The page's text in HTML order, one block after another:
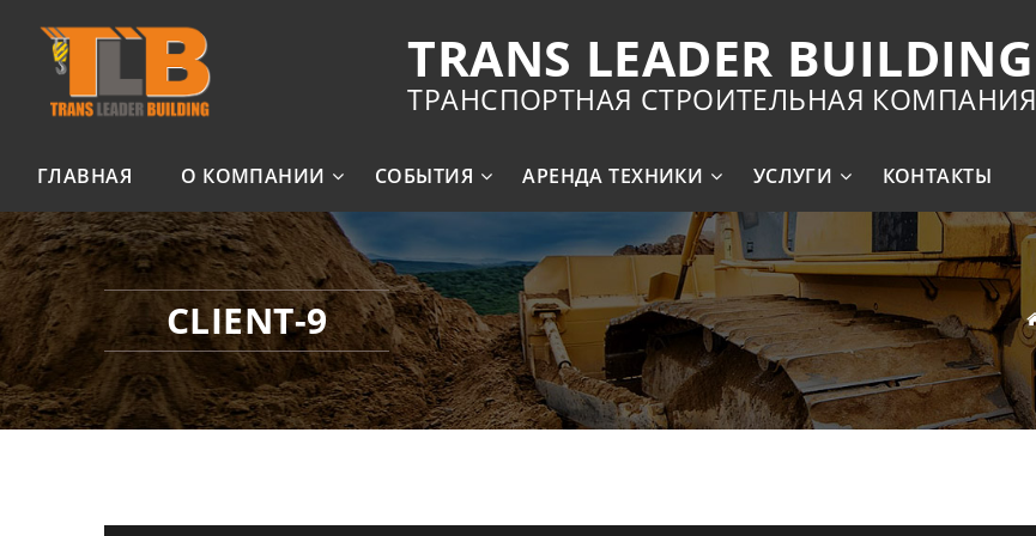
TRANS LEADER BUILDING
ТРАНСПОРТНАЯ СТРОИТЕЛЬНАЯ КОМПАНИЯ
ГЛАВНАЯ О КОМПАНИИ СОБЫТИЯ АРЕНДА ТЕХНИКИ УСЛУГИ КОНТАКТЫ
CLIENT-9